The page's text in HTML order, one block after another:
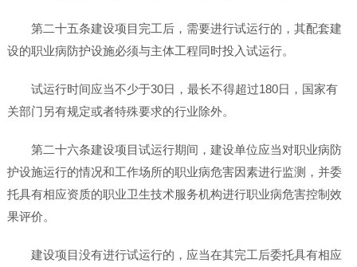
第二十五条建设项目完工后，需要进行试运行的，其配套建
设的职业病防护设施必须与主体工程同时投入试运行。
试运行时间应当不少于30日，最长不得超过180日，国家有
关部门另有规定或者特殊要求的行业除外。
第二十六条建设项目试运行期间，建设单位应当对职业病防
护设施运行的情况和工作场所的职业病危害因素进行监测，并委
托具有相应资质的职业卫生技术服务机构进行职业病危害控制效
果评价。
建设项目没有进行试运行的，应当在其完工后委托具有相应